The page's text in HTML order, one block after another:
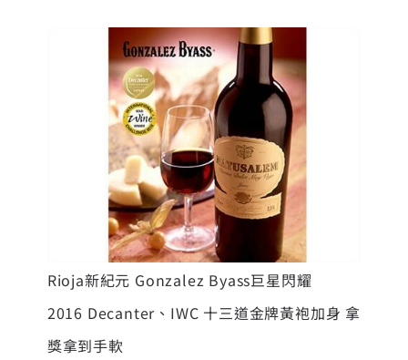
Rioja新紀元 Gonzalez Byass巨星閃耀
2016 Decanter、IWC 十三道金牌黃袍加身 拿
獎拿到手軟